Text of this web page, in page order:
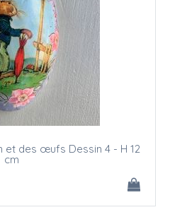
et des œufs Dessin 4 - H 12
cm